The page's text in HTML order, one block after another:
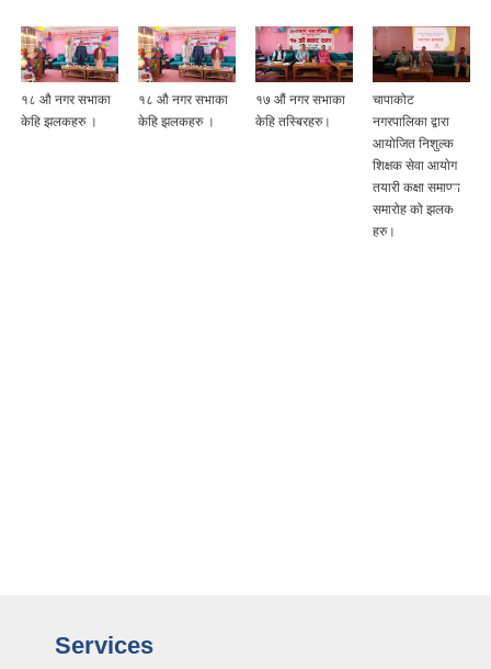
१८ औ नगर सभाका
केहि झलकहरु ।
१८ औ नगर सभाका
केहि झलकहरु ।
१७ औं नगर सभाका
केहि तस्बिरहरु।
चापाकोट
नगरपालिका द्वारा
आयोजित निशुल्क
शिक्षक सेवा आयाेग
तयारी कक्षा समापन
समारोह को झलक
हरु।
Services